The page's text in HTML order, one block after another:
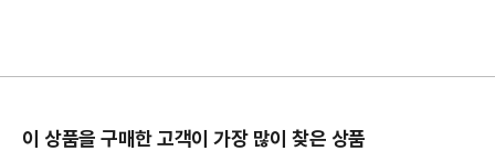
이 상품을 구매한 고객이 가장 많이 찾은 상품